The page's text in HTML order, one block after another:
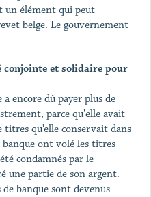
un élément qui peut
belge. Le gouvernement
et solidaire pour
encore dû payer plus de
parce qu'elle avait
qu’elle conservait dans
banque ont volé les titres
condamnés par le
une partie de son argent.
banque sont devenus